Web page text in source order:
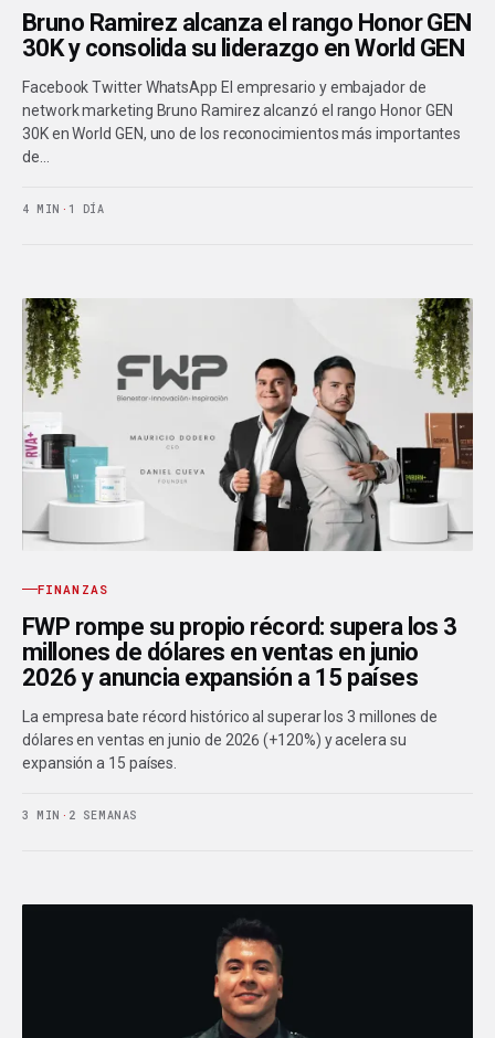
Bruno Ramirez alcanza el rango Honor GEN
30K y consolida su liderazgo en World GEN
Facebook Twitter WhatsApp El empresario y embajador de
network marketing Bruno Ramirez alcanzó el rango Honor GEN
30K en World GEN, uno de los reconocimientos más importantes
de…
4 MIN · 1 DÍA
FINANZAS
FWP rompe su propio récord: supera los 3
millones de dólares en ventas en junio
2026 y anuncia expansión a 15 países
La empresa bate récord histórico al superar los 3 millones de
dólares en ventas en junio de 2026 (+120%) y acelera su
expansión a 15 países.
3 MIN · 2 SEMANAS